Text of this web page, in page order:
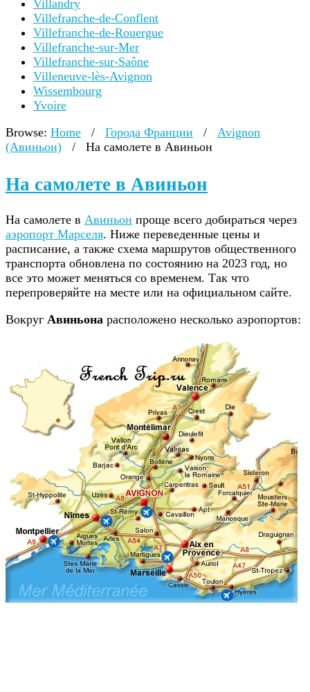
Villandry
Villefranche-de-Conflent
Villefranche-de-Rouergue
Villefranche-sur-Mer
Villefranche-sur-Saône
Villeneuve-lès-Avignon
Wissembourg
Yvoire
Browse: Home / Города Франции /
Avignon
(Авиньон)
/ На самолете в Авиньон
На самолете в Авиньон
На самолете в Авиньон проще всего добираться через
аэропорт Марселя. Ниже переведенные цены и
расписание, а также схема маршрутов общественного
транспорта обновлена по состоянию на 2023 год, но
все это может меняться со временем. Так что
перепроверяйте на месте или на официальном сайте.
Вокруг Авиньона расположено несколько аэропортов: